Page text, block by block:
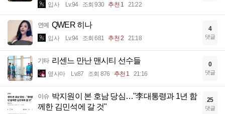
입사 Lv.94 조회 930 추천 1 21:22
연예 QWER 히나
입사 Lv.94 조회 681 추천 2 21:18
4
댓글
기타 리센느 만난 맨시티 선수들
옆사마 Lv.87 조회 876 추천 1 21:16
0
댓글
이슈 박지원이 본 호남 당심…"李대통령과 1년 함
께한 김민석에 갈 것"
25
댓글